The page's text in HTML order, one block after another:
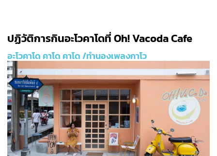
ปฏิวัติการกินอะโวคาโดที่ Oh! Vacoda Cafe
อะโวคาโด คาโด คาโด /ทำนองเพลงกาโว